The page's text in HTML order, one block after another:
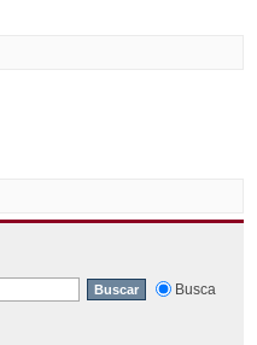
Busca